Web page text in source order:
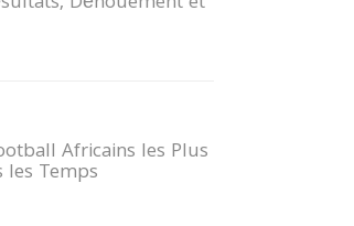
Africains les Plus
les Temps